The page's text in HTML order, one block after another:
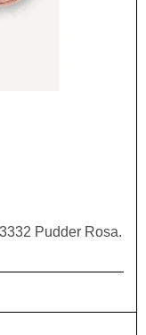
Pudder Rosa.